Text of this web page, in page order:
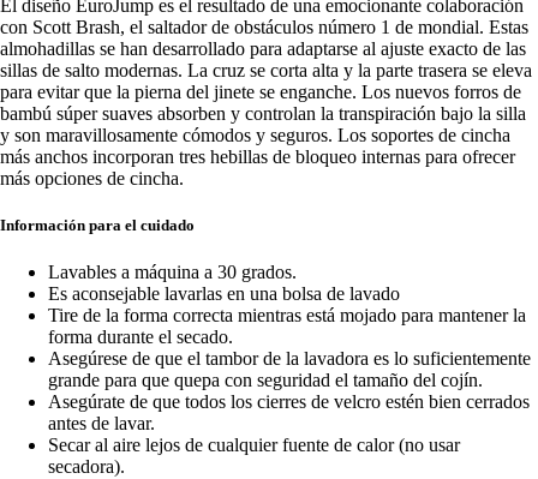
El diseño EuroJump es el resultado de una emocionante colaboración
con Scott Brash, el saltador de obstáculos número 1 de mondial. Estas
almohadillas se han desarrollado para adaptarse al ajuste exacto de las
sillas de salto modernas. La cruz se corta alta y la parte trasera se eleva
para evitar que la pierna del jinete se enganche. Los nuevos forros de
bambú súper suaves absorben y controlan la transpiración bajo la silla
y son maravillosamente cómodos y seguros. Los soportes de cincha
más anchos incorporan tres hebillas de bloqueo internas para ofrecer
más opciones de cincha.
Información para el cuidado
Lavables a máquina a 30 grados.
Es aconsejable lavarlas en una bolsa de lavado
Tire de la forma correcta mientras está mojado para mantener la
forma durante el secado.
Asegúrese de que el tambor de la lavadora es lo suficientemente
grande para que quepa con seguridad el tamaño del cojín.
Asegúrate de que todos los cierres de velcro estén bien cerrados
antes de lavar.
Secar al aire lejos de cualquier fuente de calor (no usar
secadora).